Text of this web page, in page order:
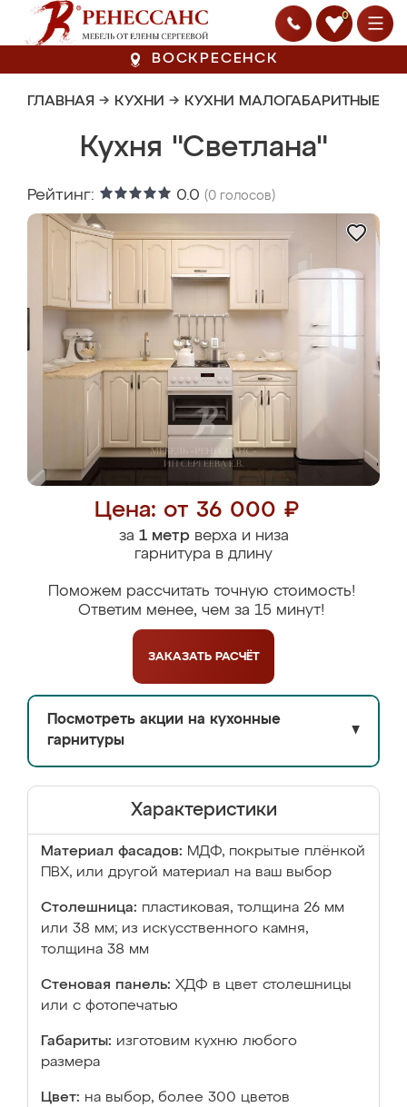
0
ВОСКРЕСЕНСК
ГЛАВНАЯ → КУХНИ → КУХНИ МАЛОГАБАРИТНЫЕ
Кухня "Светлана"
Рейтинг: 0.0 (0 голосов)
Цена: от 36 000 ₽
за 1 метрверха и низа
гарнитура в длину
Поможем рассчитать точную стоимость!
Ответим менее, чем за 15 минут!
ЗАКАЗАТЬ РАСЧЁТ
Посмотреть акции на кухонные
гарнитуры
▼
Характеристики
Материал фасадов: МДФ, покрытые плёнкой
ПВХ, или другой материал на ваш выбор
Столешница: пластиковая, толщина 26 мм
или 38 мм; из искусственного камня,
толщина 38 мм
Стеновая панель: ХДФ в цвет столешницы
или с фотопечатью
Габариты: изготовим кухню любого
размера
Цвет: на выбор, более 300 цветов